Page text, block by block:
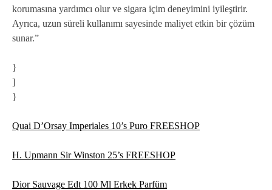
korumasına yardımcı olur ve sigara içim deneyimini iyileştirir.
Ayrıca, uzun süreli kullanımı sayesinde maliyet etkin bir çözüm
sunar.”
}
]
}
Quai D’Orsay Imperiales 10’s Puro FREESHOP
H. Upmann Sir Winston 25’s FREESHOP
Dior Sauvage Edt 100 Ml Erkek Parfüm